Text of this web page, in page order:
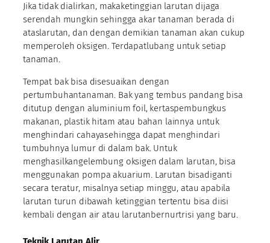
Jika tidak dialirkan, makaketinggian larutan dijaga
serendah mungkin sehingga akar tanaman berada di
ataslarutan, dan dengan demikian tanaman akan cukup
memperoleh oksigen. Terdapatlubang untuk setiap
tanaman.
Tempat bak bisa disesuaikan dengan
pertumbuhantanaman. Bak yang tembus pandang bisa
ditutup dengan aluminium foil, kertaspembungkus
makanan, plastik hitam atau bahan lainnya untuk
menghindari cahayasehingga dapat menghindari
tumbuhnya lumur di dalam bak. Untuk
menghasilkangelembung oksigen dalam larutan, bisa
menggunakan pompa akuarium. Larutan bisadiganti
secara teratur, misalnya setiap minggu, atau apabila
larutan turun dibawah ketinggian tertentu bisa diisi
kembali dengan air atau larutanbernurtrisi yang baru.